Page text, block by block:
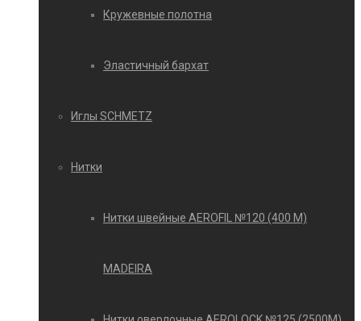
Кружевные полотна
Эластичный бархат
Иглы SCHMETZ
Нитки
Нитки швейные AEROFIL №120 (400 М)
MADEIRA